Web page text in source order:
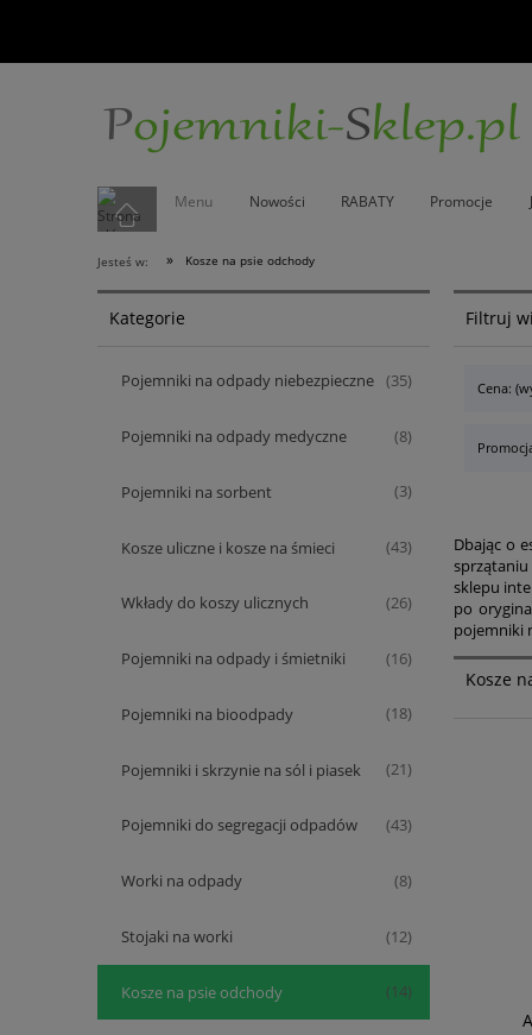
Menu Nowości RABATY Promocje
Jesteś w: » Kosze na psie odchody
Kategorie
Pojemniki na odpady niebezpieczne (35)
Pojemniki na odpady medyczne (8)
Pojemniki na sorbent (3)
Kosze uliczne i kosze na śmieci (43)
Wkłady do koszy ulicznych (26)
Pojemniki na odpady i śmietniki (16)
Pojemniki na bioodpady (18)
Pojemniki i skrzynie na sól i piasek (21)
Pojemniki do segregacji odpadów (43)
Worki na odpady (8)
Stojaki na worki (12)
Kosze na psie odchody (14)
Filtruj
Cena:
Dbając o
sprzątaniu
sklepu
po
pojemniki
Kosze